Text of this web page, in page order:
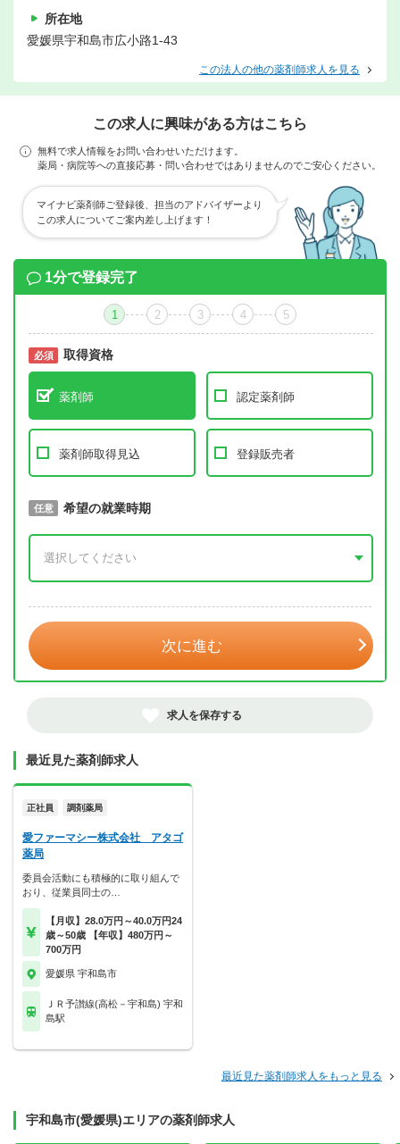
所在地
愛媛県宇和島市広小路1-43
この法人の他の薬剤師求人を見る
この求人に興味がある方はこちら
無料で求人情報をお問い合わせいただけます。
薬局・病院等への直接応募・問い合わせではありませんのでご安心ください。
マイナビ薬剤師ご登録後、担当のアドバイザーより
この求人についてご案内差し上げます！
1分で登録完了
1 2 3 4 5
必須 取得資格
薬剤師 認定薬剤師
薬剤師取得見込 登録販売者
必須 取得予定年
任意 希望の就業時期
次に進む
求人を保存する
最近見た薬剤師求人
正社員 調剤薬局
愛ファーマシー株式会社 アタゴ
薬局
委員会活動にも積極的に取り組んで
おり、従業員同士の…
【月収】28.0万円～40.0万円24
歳～50歳 【年収】480万円～
700万円
愛媛県 宇和島市
ＪＲ予讃線(高松－宇和島) 宇和
島駅
最近見た薬剤師求人をもっと見る
宇和島市(愛媛県)エリアの薬剤師求人